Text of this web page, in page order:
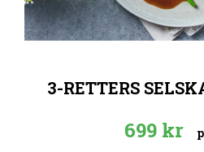
3-RETTERS
699 kr